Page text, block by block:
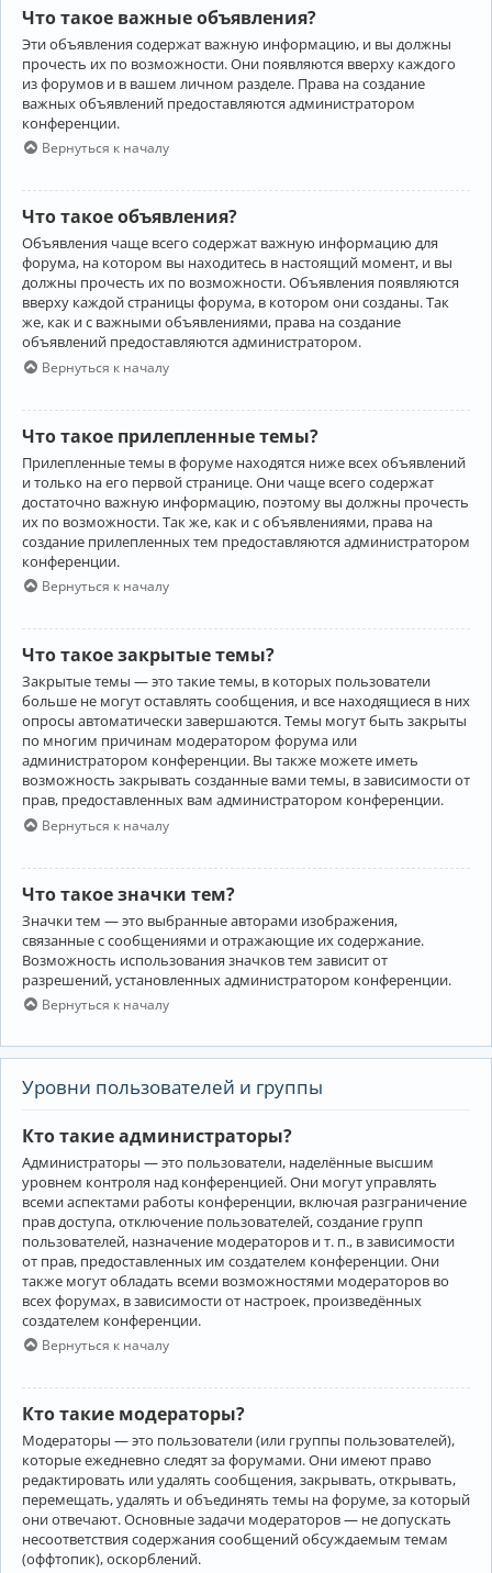
Что такое важные объявления?
Эти объявления содержат важную информацию, и вы должны
прочесть их по возможности. Они появляются вверху каждого
из форумов и в вашем личном разделе. Права на создание
важных объявлений предоставляются администратором
конференции.
Вернуться к началу
Что такое объявления?
Объявления чаще всего содержат важную информацию для
форума, на котором вы находитесь в настоящий момент, и вы
должны прочесть их по возможности. Объявления появляются
вверху каждой страницы форума, в котором они созданы. Так
же, как и с важными объявлениями, права на создание
объявлений предоставляются администратором.
Вернуться к началу
Что такое прилепленные темы?
Прилепленные темы в форуме находятся ниже всех объявлений
и только на его первой странице. Они чаще всего содержат
достаточно важную информацию, поэтому вы должны прочесть
их по возможности. Так же, как и с объявлениями, права на
создание прилепленных тем предоставляются администратором
конференции.
Вернуться к началу
Что такое закрытые темы?
Закрытые темы — это такие темы, в которых пользователи
больше не могут оставлять сообщения, и все находящиеся в них
опросы автоматически завершаются. Темы могут быть закрыты
по многим причинам модератором форума или
администратором конференции. Вы также можете иметь
возможность закрывать созданные вами темы, в зависимости от
прав, предоставленных вам администратором конференции.
Вернуться к началу
Что такое значки тем?
Значки тем — это выбранные авторами изображения,
связанные с сообщениями и отражающие их содержание.
Возможность использования значков тем зависит от
разрешений, установленных администратором конференции.
Вернуться к началу
Уровни пользователей и группы
Кто такие администраторы?
Администраторы — это пользователи, наделённые высшим
уровнем контроля над конференцией. Они могут управлять
всеми аспектами работы конференции, включая разграничение
прав доступа, отключение пользователей, создание групп
пользователей, назначение модераторов и т. п., в зависимости
от прав, предоставленных им создателем конференции. Они
также могут обладать всеми возможностями модераторов во
всех форумах, в зависимости от настроек, произведённых
создателем конференции.
Вернуться к началу
Кто такие модераторы?
Модераторы — это пользователи (или группы пользователей),
которые ежедневно следят за форумами. Они имеют право
редактировать или удалять сообщения, закрывать, открывать,
перемещать, удалять и объединять темы на форуме, за который
они отвечают. Основные задачи модераторов — не допускать
несоответствия содержания сообщений обсуждаемым темам
(оффтопик), оскорблений.